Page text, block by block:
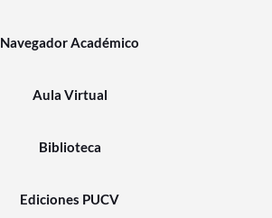
Navegador Académico
Aula Virtual
Biblioteca
Ediciones PUCV